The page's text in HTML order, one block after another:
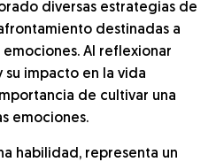
diversas estrategias de
destinadas a
Al reflexionar
su impacto en la vida
de cultivar una
emociones.
habilidad, representa un